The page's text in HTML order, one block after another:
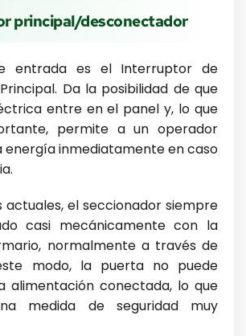
principal/desconectador
entrada es el Interruptor de
Da la posibilidad de que
entre en el panel y, lo que
permite a un operador
inmediatamente en caso
actuales, el seccionador siempre
casi mecánicamente con la
normalmente a través de
modo, la puerta no puede
alimentación conectada, lo que
medida de seguridad muy